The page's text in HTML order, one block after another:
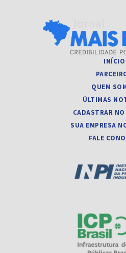
INÍCIO
QUEM
ÚLTIMAS
CADASTRAR
SUA EMPRESA
FALE